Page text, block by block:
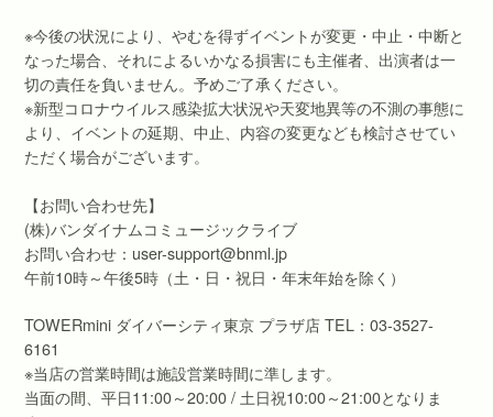
※今後の状況により、やむを得ずイベントが変更・中止・中断と
なった場合、それによるいかなる損害にも主催者、出演者は一
切の責任を負いません。予めご了承ください。
※新型コロナウイルス感染拡大状況や天変地異等の不測の事態に
より、イベントの延期、中止、内容の変更なども検討させてい
ただく場合がございます。
【お問い合わせ先】
(株)バンダイナムコミュージックライブ
お問い合わせ：user-support@bnml.jp
午前10時～午後5時（土・日・祝日・年末年始を除く）
TOWERmini ダイバーシティ東京 プラザ店 TEL：03-3527-
6161
※当店の営業時間は施設営業時間に準します。
当面の間、平日11:00～20:00 / 土日祝10:00～21:00となりま